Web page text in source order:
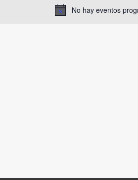
Aviso
No hay eventos